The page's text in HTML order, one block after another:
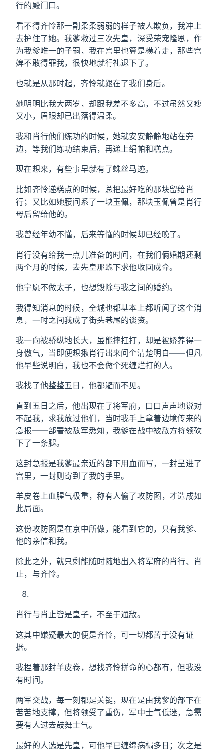
行的殿门口。
看不得齐怜那一副柔柔弱弱的样子被人欺负，我冲上
去护住了她。我爹救过三次先皇，深受荣宠隆恩，作
为我爹唯一的子嗣，我在宫里也算是横着走，那些宫
婢不敢得罪我，很快地就行礼退下了。
也就是从那时起，齐怜就跟在了我们身后。
她明明比我大两岁，却跟我差不多高，不过虽然又瘦
又小，眉眼却已出落得温柔。
我和肖行他们练功的时候，她就安安静静地站在旁
边，等我们练功结束后，再递上绢帕和糕点。
现在想来，有些事早就有了蛛丝马迹。
比如齐怜递糕点的时候，总把最好吃的那块留给肖
行；又比如她腰间系了一块玉佩，那块玉佩曾是肖行
母后留给他的。
我曾经年幼不懂，后来等懂的时候却已经晚了。
肖行没有给我一点儿准备的时间，在我们俩婚期还剩
两个月的时候，去先皇那跪下求他收回成命。
他宁愿不做太子，也想毁除与我之间的婚约。
我得知消息的时候，全城也都基本上都听闻了这个消
息，一时之间我成了街头巷尾的谈资。
我一向被骄纵地长大，虽能摔扛打，却是被娇养得一
身傲气，当即便想揪肖行出来问个清楚明白——但凡
他早些说明白，我也不会做个死缠烂打的人。
我找了他整整五日，他都避而不见。
直到五日之后，他出现在了将军府，口口声声地说对
不起我，求我放过他们，当时我手上拿着边境传来的
急报——部署被敌军悉知，我爹在战中被敌方将领砍
下了一条腿。
这封急报是我爹最亲近的部下用血而写，一封呈进了
宫里，一封则寄到了我的手里。
羊皮卷上血腥气极重，称有人偷了攻防图，才造成如
此局面。
这份攻防图是在京中所做，能看到它的，只有我爹、
他的亲信和我。
除此之外，就只剩能随时随地出入将军府的肖行、肖
止，与齐怜。
肖行与肖止皆是皇子，不至于通敌。
这其中嫌疑最大的便是齐怜，可一切都苦于没有证
据。
我捏着那封羊皮卷，想找齐怜拼命的心都有，但我没
有时间。
两军交战，每一刻都是关键，现在是由我爹的部下在
苦苦地支撑，但将领受了重伤，军中士气低迷，急需
要有人过去鼓舞士气。
最好的人选是先皇，可他早已缠绵病榻多日；次之是